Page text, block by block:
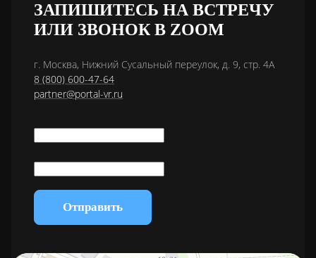
ЗАПИШИТЕСЬ НА ВСТРЕЧУ
ИЛИ ЗВОНОК В ZOOM
г. Москва, Нижний Сусальный переулок, д. 9, стр. 4А
8 (800) 600-47-64
partner@portal-vr.ru
Отправить